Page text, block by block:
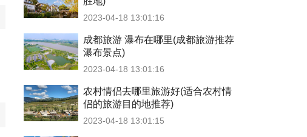
2023-04-18 13:01:16
成都旅游 瀑布在哪里(成都旅游推荐
瀑布景点)
2023-04-18 13:01:16
农村情侣去哪里旅游好(适合农村情
侣的旅游目的地推荐)
2023-04-18 13:01:15